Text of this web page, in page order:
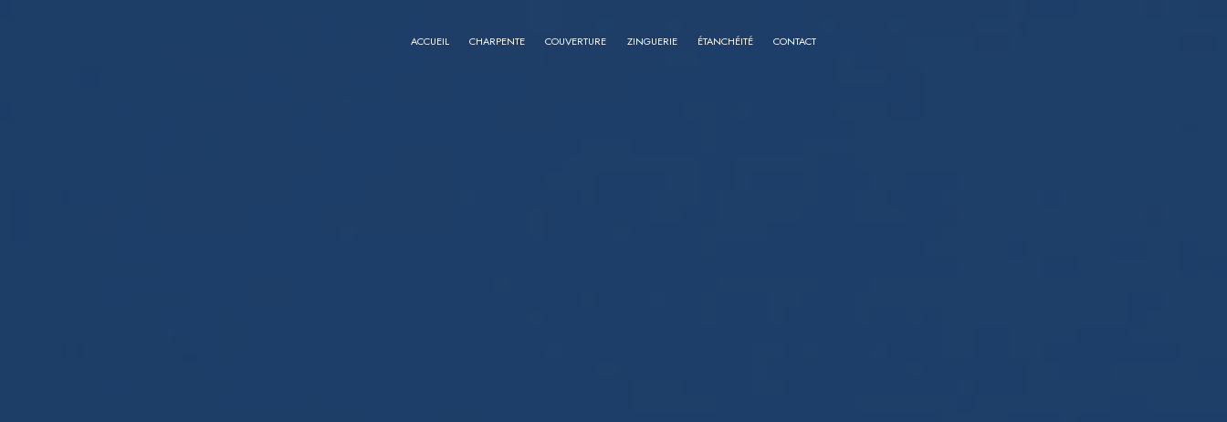
ACCUEIL CHARPENTE COUVERTURE ZINGUERIE ÉTANCHÉITÉ CONTACT